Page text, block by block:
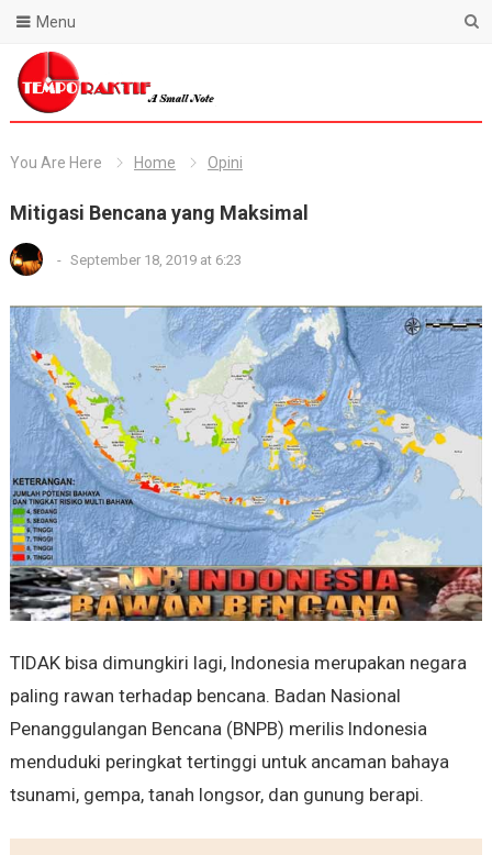
Blog Temporaktif
Menu
You Are Here Home Opini
Mitigasi Bencana yang Maksimal
- September 18, 2019 at 6:23
TIDAK bisa dimungkiri lagi, Indonesia merupakan negara
paling rawan terhadap bencana. Badan Nasional
Penanggulangan Bencana (BNPB) merilis Indonesia
menduduki peringkat tertinggi untuk ancaman bahaya
tsunami, gempa, tanah longsor, dan gunung berapi.